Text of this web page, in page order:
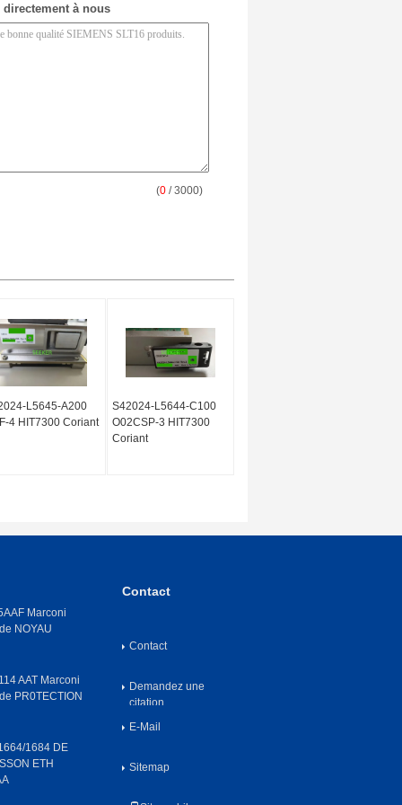
à nous
(0 / 3000)
L5645-A200
4 HIT7300 Coriant
S42024-L5644-C100
O02CSP-3 HIT7300
Coriant
Marconi
NOYAU
AAT Marconi
PR0TECTION
1684 DE
ETH
Contact
Contact
Demandez une
citation
E-Mail
Sitemap